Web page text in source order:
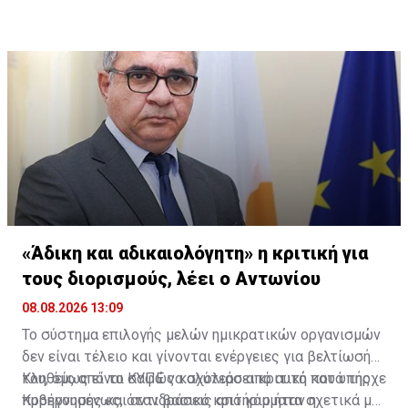
«Άδικη και αδικαιολόγητη» η κριτική για
τους διορισμούς, λέει ο Αντωνίου
08.08.2026 13:09
Το σύστημα επιλογής μελών ημικρατικών οργανισμών
δεν είναι τέλειο και γίνονται ενέργειες για βελτίωσή
του, όμως είναι σαφώς καλύτερο από αυτό που υπήρχε
προηγουμένως, όταν βασικό κριτήριο ήταν η
Κληθείς από το ΚΥΠΕ να σχολιάσει κριτική κατά της
Κυβέρνησης και αντιδράσεις από κόμματα σχετικά με